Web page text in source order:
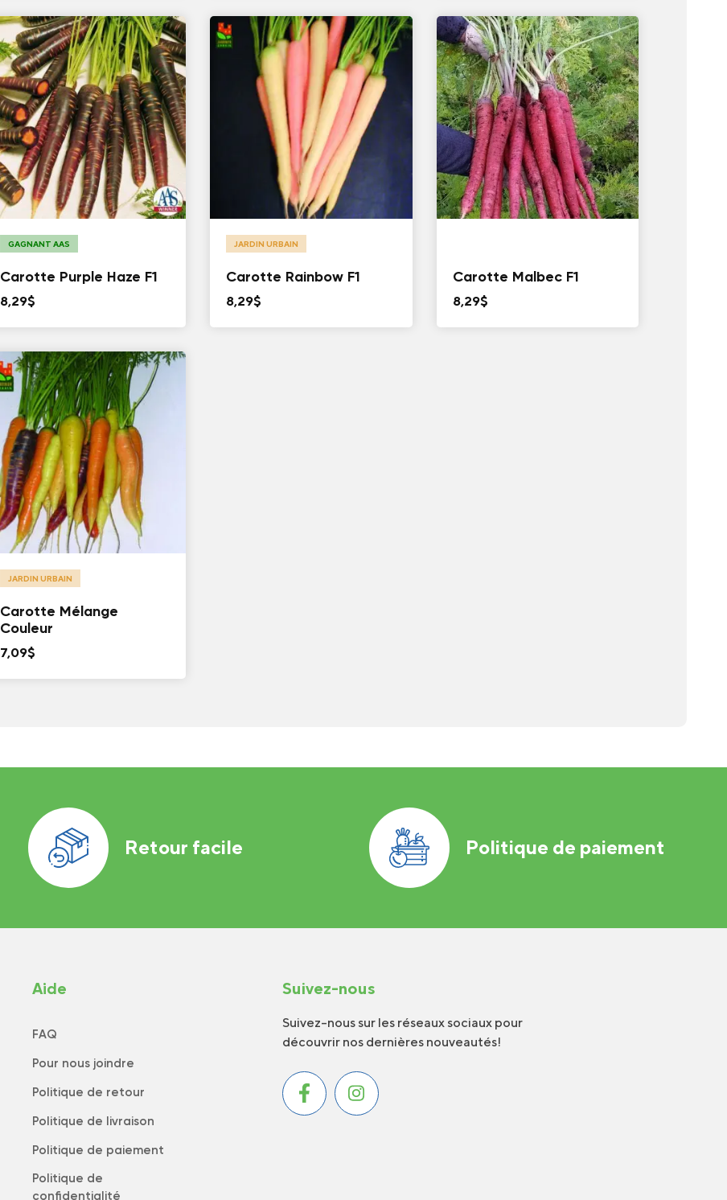
GAGNANT AAS
Carotte Purple Haze F1
8,29$
JARDIN URBAIN
Carotte Rainbow F1
8,29$
Carotte Malbec F1
8,29$
JARDIN URBAIN
Carotte Mélange
Couleur
7,09$
Retour facile Politique de paiement
Aide
FAQ
Pour nous joindre
Politique de retour
Politique de livraison
Politique de paiement
Politique de
confidentialité
Suivez-nous
Suivez-nous sur les réseaux sociaux pour
découvrir nos dernières nouveautés!